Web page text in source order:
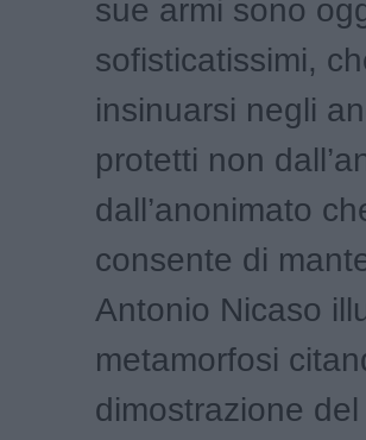
sue armi sono
sofisticatissimi,
insinuarsi negli
protetti non
dall’anonimato
consente di
Antonio Nicaso
metamorfosi
dimostrazione